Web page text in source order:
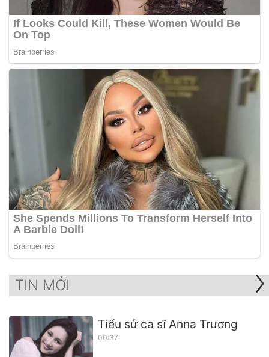
TIN MỚI
Tiểu sử ca sĩ Anna Trương
00:37